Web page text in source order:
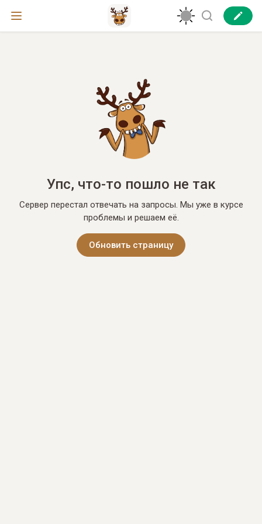
Упс, что-то пошло не так
Сервер перестал отвечать на запросы. Мы уже в курсе
проблемы и решаем её.
Обновить страницу